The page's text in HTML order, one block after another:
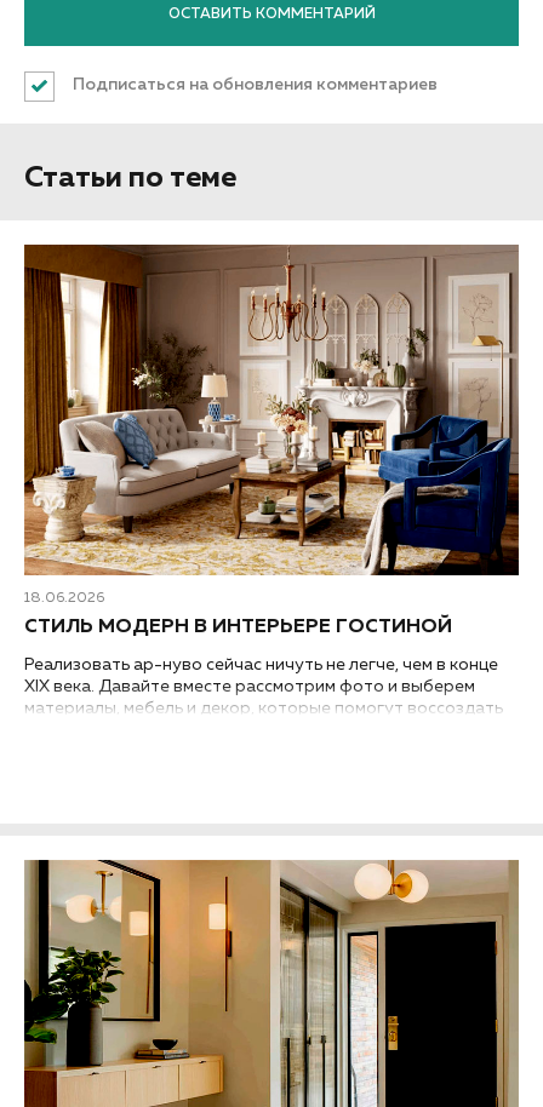
Подписаться на обновления комментариев
Статьи по теме
18.06.2026
СТИЛЬ МОДЕРН В ИНТЕРЬЕРЕ ГОСТИНОЙ
Реализовать ар-нуво сейчас ничуть не легче, чем в конце
XIX века. Давайте вместе рассмотрим фото и выберем
материалы, мебель и декор, которые помогут воссоздать